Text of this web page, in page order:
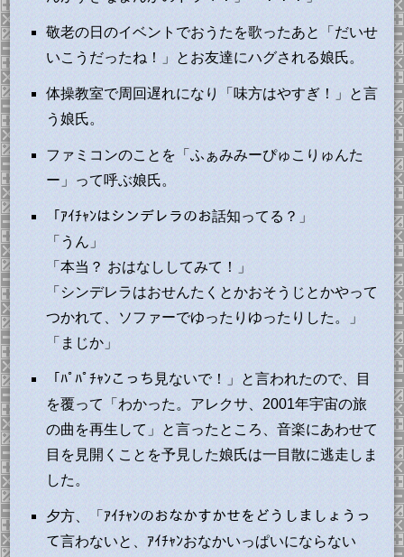
敬老の日のイベントでおうたを歌ったあと「だいせ
いこうだったね！」とお友達にハグされる娘氏。
体操教室で周回遅れになり「味方はやすぎ！」と言
う娘氏。
ファミコンのことを「ふぁみみーぴゅこりゅんた
ー」って呼ぶ娘氏。
「ｱｲﾁｬﾝはシンデレラのお話知ってる？」
「うん」
「本当？ おはなししてみて！」
「シンデレラはおせんたくとかおそうじとかやって
つかれて、ソファーでゆったりゆったりした。」
「まじか」
「ﾊﾟﾊﾟﾁｬﾝこっち見ないで！」と言われたので、目
を覆って「わかった。アレクサ、2001年宇宙の旅
の曲を再生して」と言ったところ、音楽にあわせて
目を見開くことを予見した娘氏は一目散に逃走しま
した。
夕方、「ｱｲﾁｬﾝのおなかすかせをどうしましょうっ
て言わないと、ｱｲﾁｬﾝおなかいっぱいにならない